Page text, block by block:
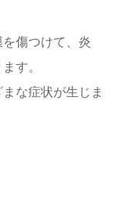
傷つけて、炎
す。
な症状が生じま